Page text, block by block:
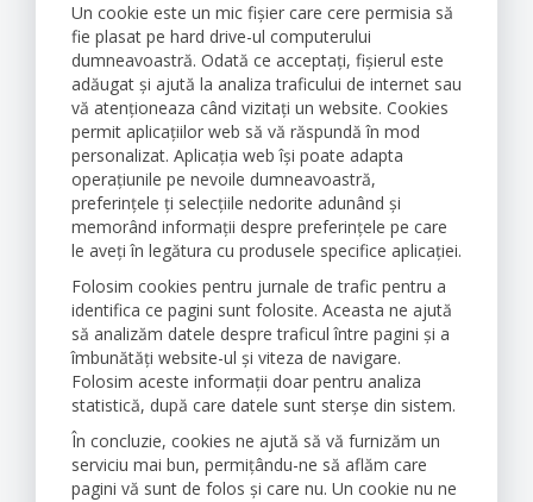
Un cookie este un mic fișier care cere permisia să
fie plasat pe hard drive-ul computerului
dumneavoastră. Odată ce acceptați, fișierul este
adăugat și ajută la analiza traficului de internet sau
vă atenționeaza când vizitați un website. Cookies
permit aplicațiilor web să vă răspundă în mod
personalizat. Aplicația web își poate adapta
operațiunile pe nevoile dumneavoastră,
preferințele ți selecțiile nedorite adunând și
memorând informații despre preferințele pe care
le aveți în legătura cu produsele specifice aplicației.
Folosim cookies pentru jurnale de trafic pentru a
identifica ce pagini sunt folosite. Aceasta ne ajută
să analizăm datele despre traficul între pagini și a
îmbunătăți website-ul și viteza de navigare.
Folosim aceste informații doar pentru analiza
statistică, după care datele sunt sterșe din sistem.
În concluzie, cookies ne ajută să vă furnizăm un
serviciu mai bun, permițându-ne să aflăm care
pagini vă sunt de folos și care nu. Un cookie nu ne